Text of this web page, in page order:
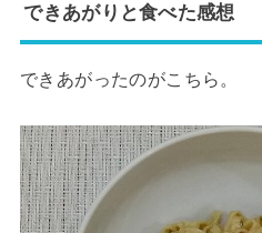
できあがりと食べた感想
できあがったのがこちら。